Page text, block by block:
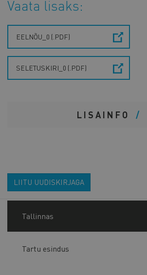
Vaata lisaks:
EELNÕU_0 (.PDF)
SELETUSKIRI_0 (.PDF)
LISAINFO
LIITU UUDISKIRJAGA
Tallinnas
Tartu esindus